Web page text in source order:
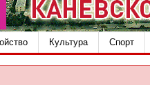
Культура Спорт